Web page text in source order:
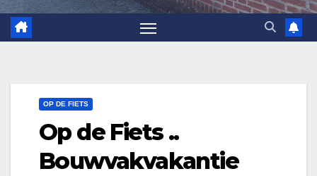
OP DE FIETS
Op de Fiets ..
Bouwvakvakantie